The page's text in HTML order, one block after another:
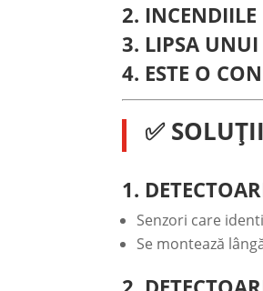
2. INCENDIILE
3. LIPSA UNUI
4. ESTE O
✅
1.
Senzori care
Se montează